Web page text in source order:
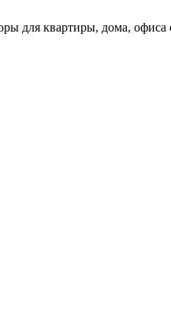
для квартиры, дома, офиса